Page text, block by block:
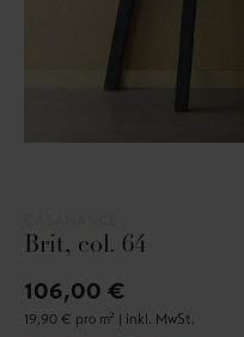
Brit, col. 64
106,00 €
19,90 € pro m² | inkl. MwSt.